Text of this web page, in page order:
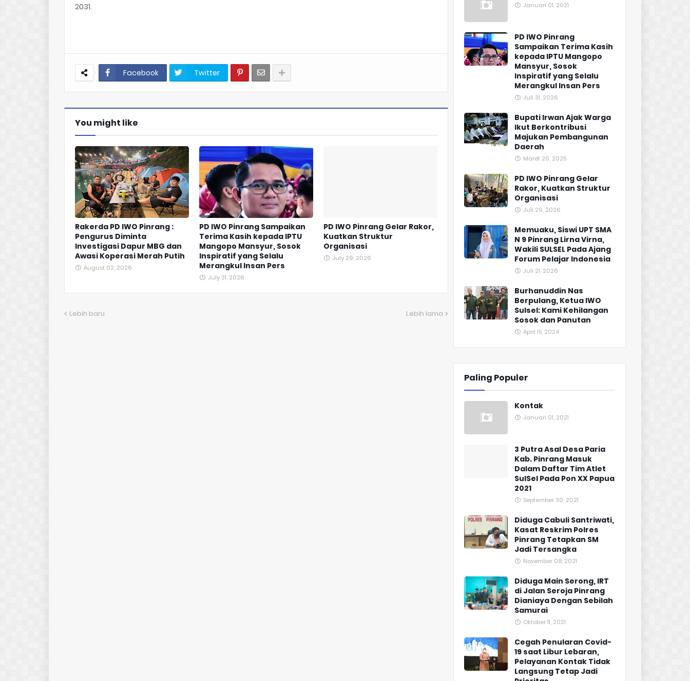
2031.
Facebook Twitter
You might like
Rakerda PD IWO Pinrang :
Pengurus Diminta
Investigasi Dapur MBG dan
Awasi Koperasi Merah Putih
August 02, 2026
PD IWO Pinrang Sampaikan
Terima Kasih kepada IPTU
Mangopo Mansyur, Sosok
Inspiratif yang Selalu
Merangkul Insan Pers
July 31, 2026
PD IWO Pinrang Gelar Rakor,
Kuatkan Struktur
Organisasi
July 29, 2026
Lebih baru Lebih lama
Januari 01, 2021
PD IWO Pinrang
Sampaikan Terima Kasih
kepada IPTU Mangopo
Mansyur, Sosok
Inspiratif yang Selalu
Merangkul Insan Pers
Juli 31, 2026
Bupati Irwan Ajak Warga
Ikut Berkontribusi
Majukan Pembangunan
Daerah
Maret 20, 2025
PD IWO Pinrang Gelar
Rakor, Kuatkan Struktur
Organisasi
Juli 29, 2026
Memuaku, Siswi UPT SMA
N 9 Pinrang Lirna Virna,
Wakili SULSEL Pada Ajang
Forum Pelajar Indonesia
Juli 21, 2026
Burhanuddin Nas
Berpulang, Ketua IWO
Sulsel: Kami Kehilangan
Sosok dan Panutan
April 15, 2024
Paling Populer
Kontak
Januari 01, 2021
3 Putra Asal Desa Paria
Kab. Pinrang Masuk
Dalam Daftar Tim Atlet
SulSel Pada Pon XX Papua
2021
September 30, 2021
Diduga Cabuli Santriwati,
Kasat Reskrim Polres
Pinrang Tetapkan SM
Jadi Tersangka
November 08, 2021
Diduga Main Serong, IRT
di Jalan Seroja Pinrang
Dianiaya Dengan Sebilah
Samurai
Oktober 11, 2021
Cegah Penularan Covid-
19 saat Libur Lebaran,
Pelayanan Kontak Tidak
Langsung Tetap Jadi